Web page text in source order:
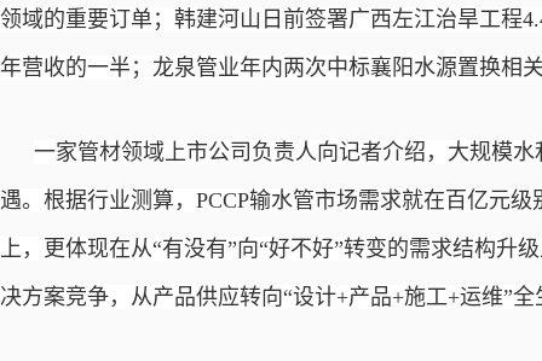
领域的重要订单；韩建河山日前签署广西左江治旱工程
年营收的一半；龙泉管业年内两次中标襄阳水源置换相
一家管材领域上市公司负责人向记者介绍，大规模
遇。根据行业测算， PCCP输水管市场需求就在百亿元
上，更体现在从“有没有”向“好不好”转变的需求结构升
决方案竞争，从产品供应转向“设计+产品+施工+运维”